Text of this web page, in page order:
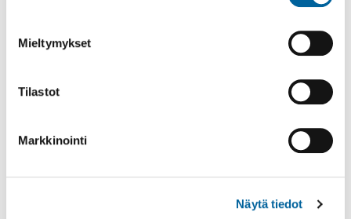
Mieltymykset
Tilastot
Markkinointi
Näytä tiedot